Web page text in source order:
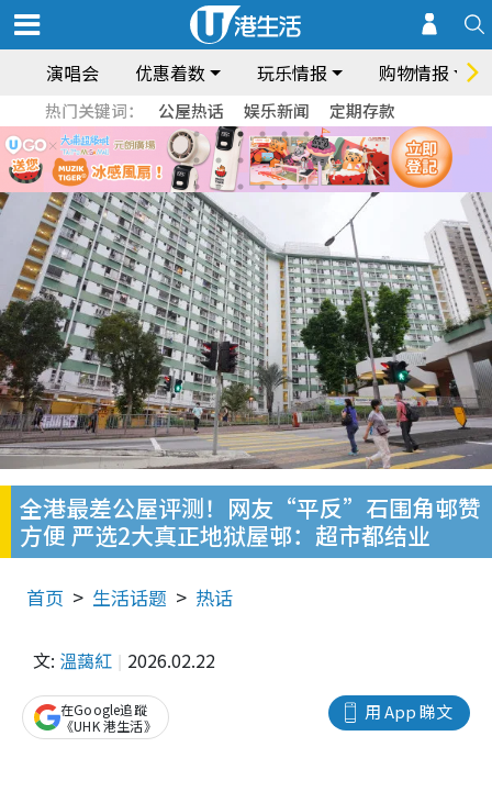
演唱会 优惠着数 玩乐情报 购物情报
热门关键词： 公屋热话 娱乐新闻 定期存款
全港最差公屋评测！网友“平反”石围角邨赞
方便 严选2大真正地狱屋邨：超市都结业
首页 生活话题 热话
文: 溫藹紅 2026.02.22
用 App 睇文
在Google追蹤
《UHK 港生活》